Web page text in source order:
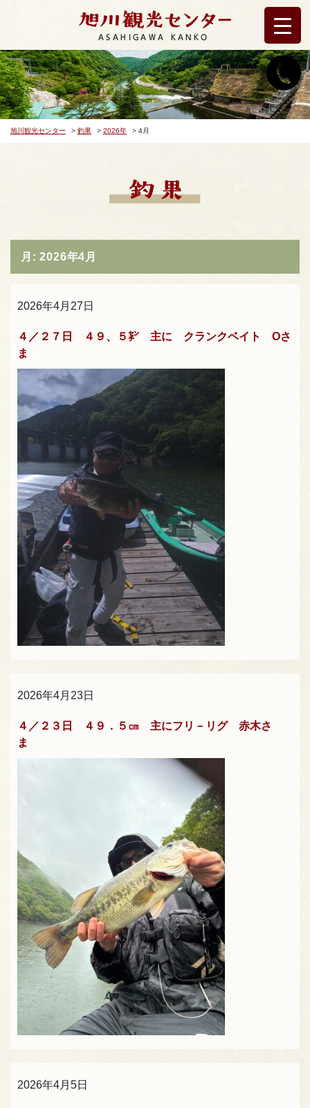
ASAHIGAWA KANKO
旭川観光センター > 釣果 > 2026年 > 4月
月:2026年4月
2026年4月27日
４／２７日 ４９、５㌢ 主に クランクベイト Oさ
ま
2026年4月23日
４／２３日 ４９．５㎝ 主にフリ－リグ 赤木さ
ま
2026年4月5日